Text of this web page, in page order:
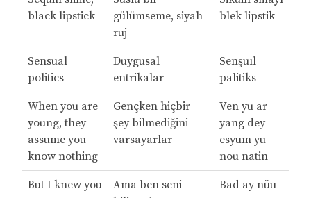
black lipstick
gülümseme, siyah
ruj
blek lipstik
Sensual
politics
Duygusal
entrikalar
Senşuıl
palitiks
When you are
young, they
assume you
know nothing
Gençken hiçbir
şey bilmediğini
varsayarlar
Ven yu ar
yang dey
esyum yu
nou natin
But I knew you
Ama ben seni
Bad ay nüu